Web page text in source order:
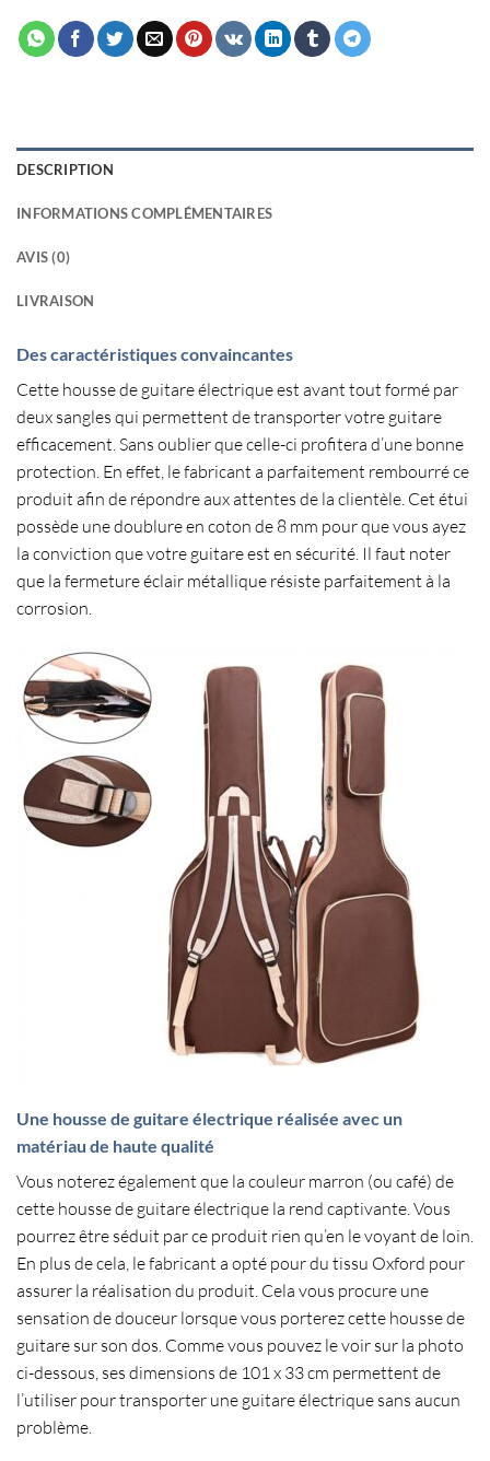
DESCRIPTION
INFORMATIONS COMPLÉMENTAIRES
AVIS (0)
LIVRAISON
Des caractéristiques convaincantes
Cette housse de guitare électriqueest avant tout formé par
deux sangles qui permettent detransporter votre guitare
efficacement . Sans oublier que celle-ci profitera d’une bonne
protection . En effet, le fabricant a parfaitement rembourréce
produit afin de répondre aux attentes de la clientèle. Cet étui
possède unedoublure en coton de 8 mm pour que vous ayez
la conviction que votre guitare est en sécurité . Il faut noter
que la fermeture éclair métallique résiste parfaitement à la
corrosion
Une housse de guitare électrique réalisée avec un
matériau de haute qualité
Vous noterez également que la couleur marron (ou café) de
cette housse de guitare électrique la rend captivante. Vous
pourrez être séduit par ce produit rien qu’en le voyant de loin.
En plus de cela, le fabricant a opté pour du tissu Oxford pour
assurer la réalisation du produit. Cela vous procure une
sensation de douceur lorsque vous porterez cette housse de
guitare sur son dos. Comme vous pouvez le voir sur la photo
ci-dessous, ses dimensions de 101 x 33 cm permettent de
l’utiliser pourtransporter une guitare électrique sans aucun
problème.